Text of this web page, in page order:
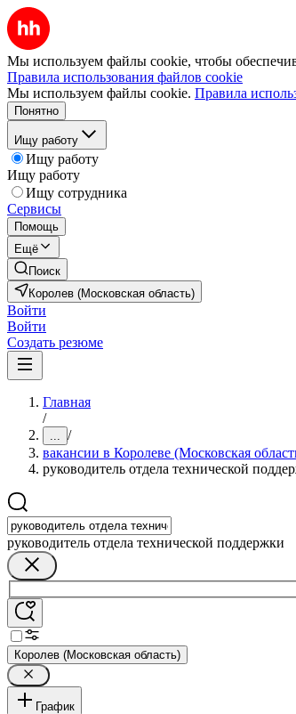
Мы используем файлы cookie, чтобы
Правила использования файлов cookie
Мы используем файлы cookie. Правила
Понятно
Ищу работу
Ищу работу
Ищу работу
Ищу сотрудника
Сервисы
Помощь
Ещё
Поиск
Королев (Московская область)
Войти
Войти
Создать резюме
Главная
/
... /
вакансии в Королеве (Московская
руководитель отдела технической
руководитель отдела технической поддержки
Королев (Московская область)
График